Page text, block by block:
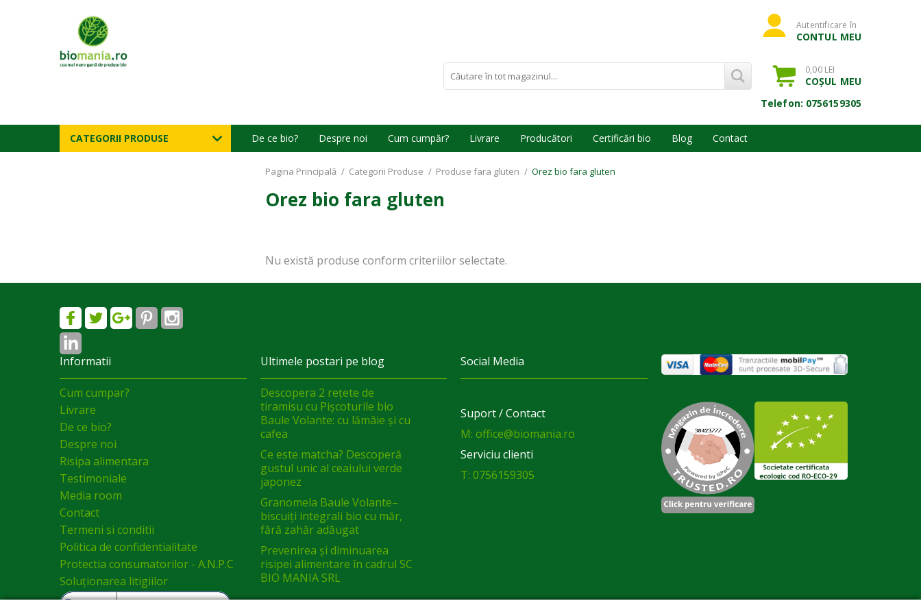
Autentificare în
CONTUL MEU
0,00 LEI
COȘUL MEU
Telefon: 0756159305
CATEGORII PRODUSE De ce bio? Despre noi Cum cumpăr? Livrare Producători Certificări bio Blog Contact
Pagina Principală / Categorii Produse / Produse fara gluten / Orez bio fara gluten
Orez bio fara gluten
Nu există produse conform criteriilor selectate.
Informatii
Cum cumpar?
Livrare
De ce bio?
Despre noi
Risipa alimentara
Testimoniale
Media room
Contact
Termeni si conditii
Politica de confidentialitate
Protectia consumatorilor - A.N.P.C
Soluționarea litigiilor
Ultimele postari pe blog
Descopera 2 rețete de
tiramisu cu Pișcoturile bio
Baule Volante: cu lămâie și cu
cafea
Ce este matcha? Descoperă
gustul unic al ceaiului verde
japonez
Granomela Baule Volante–
biscuiți integrali bio cu măr,
fără zahăr adăugat
Prevenirea și diminuarea
risipei alimentare în cadrul SC
BIO MANIA SRL
Social Media
Suport / Contact
M: office@biomania.ro
Serviciu clienti
T: 0756159305